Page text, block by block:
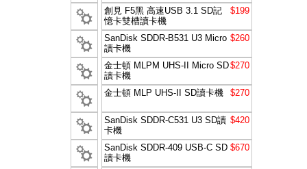
創見 F5黑 高速USB 3.1 SD記
憶卡雙槽讀卡機
$199
SanDisk SDDR-B531 U3 Micro
讀卡機
$260
金士頓 MLPM UHS-II Micro SD
讀卡機
$270
金士頓 MLP UHS-II SD讀卡機 $270
SanDisk SDDR-C531 U3 SD讀
卡機
$420
SanDisk SDDR-409 USB-C SD
讀卡機
$670